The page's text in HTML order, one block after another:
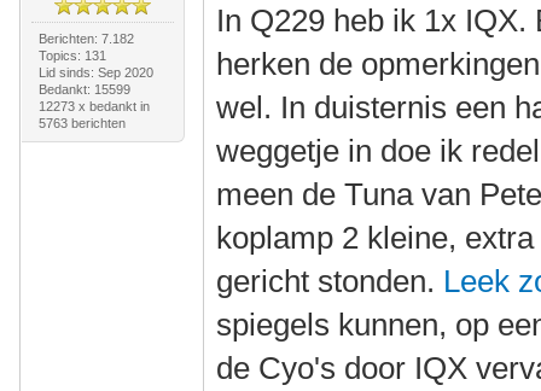
Berichten: 7.182
Topics: 131
Lid sinds: Sep 2020
Bedankt: 15599
12273 x bedankt in
5763 berichten
In Q229 heb ik 1x
herken de
wel. In duisternis een
weggetje in doe ik
meen de Tuna van
koplamp 2 kleine,
gericht stonden. Leek
spiegels kunnen, op
de Cyo's door IQX